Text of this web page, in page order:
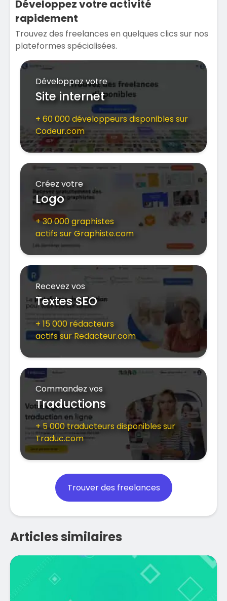
Développez votre activité
rapidement
Trouvez des freelances en quelques clics sur nos
plateformes spécialisées.
Développez votre
Site internet
+ 60 000 développeurs disponibles sur
Codeur.com
Créez votre
Logo
+ 30 000 graphistes
actifs sur Graphiste.com
Recevez vos
Textes SEO
+ 15 000 rédacteurs
actifs sur Redacteur.com
Commandez vos
Traductions
+ 5 000 traducteurs disponibles sur
Traduc.com
Trouver des freelances
Articles similaires